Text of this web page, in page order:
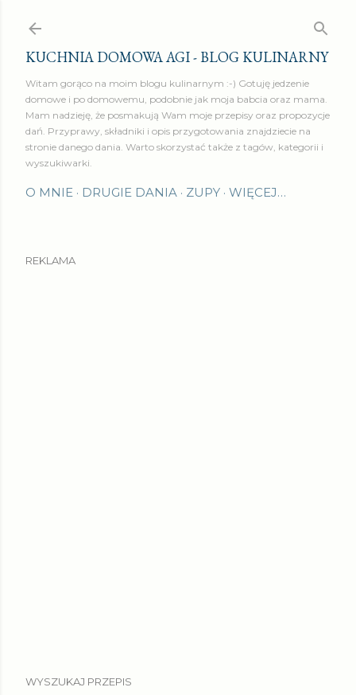
KUCHNIA DOMOWA AGI - BLOG KULINARNY
Witam gorąco na moim blogu kulinarnym :-) Gotuję jedzenie
domowe i po domowemu, podobnie jak moja babcia oraz mama.
Mam nadzieję, że posmakują Wam moje przepisy oraz propozycje
dań. Przyprawy, składniki i opis przygotowania znajdziecie na
stronie danego dania. Warto skorzystać także z tagów, kategorii i
wyszukiwarki.
O MNIE DRUGIE DANIA ZUPY WIĘCEJ…
REKLAMA
WYSZUKAJ PRZEPIS